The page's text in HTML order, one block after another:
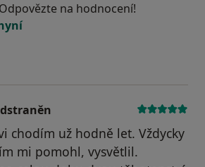
na hodnocení!
chodím už hodně let. Vždycky
mi pomohl, vysvětlil.